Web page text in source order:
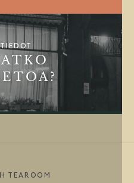
TEAROOM